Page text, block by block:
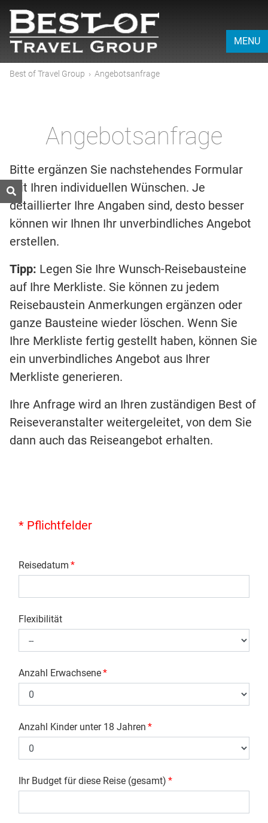
MENU
Best of Travel Group › Angebotsanfrage
Angebotsanfrage
Bitte ergänzen Sie nachstehendes Formular
mit Ihren individuellen Wünschen. Je
detaillierter Ihre Angaben sind, desto besser
können wir Ihnen Ihr unverbindliches Angebot
erstellen.
Tipp: Legen Sie Ihre Wunsch-Reisebausteine
auf Ihre Merkliste. Sie können zu jedem
Reisebaustein Anmerkungen ergänzen oder
ganze Bausteine wieder löschen. Wenn Sie
Ihre Merkliste fertig gestellt haben, können Sie
ein unverbindliches Angebot aus Ihrer
Merkliste generieren.
Ihre Anfrage wird an Ihren zuständigen Best of
Reiseveranstalter weitergeleitet, von dem Sie
dann auch das Reiseangebot erhalten.
* Pflichtfelder
Reisedatum *
Flexibilität
Anzahl Erwachsene*
Anzahl Kinder unter 18 Jahren *
Ihr Budget für diese Reise (gesamt) *